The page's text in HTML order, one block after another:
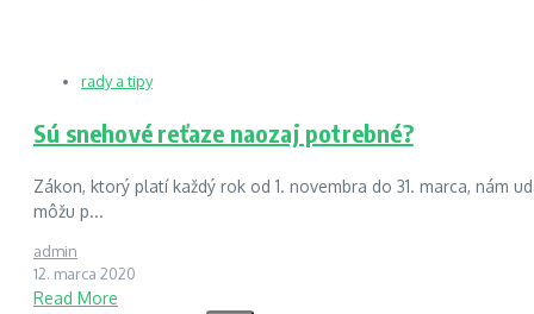
rady a tipy
Sú snehové reťaze naozaj potrebné?
Zákon, ktorý platí každý rok od 1. novembra do 31. marca, nám
môžu p...
admin
12. marca 2020
Read More